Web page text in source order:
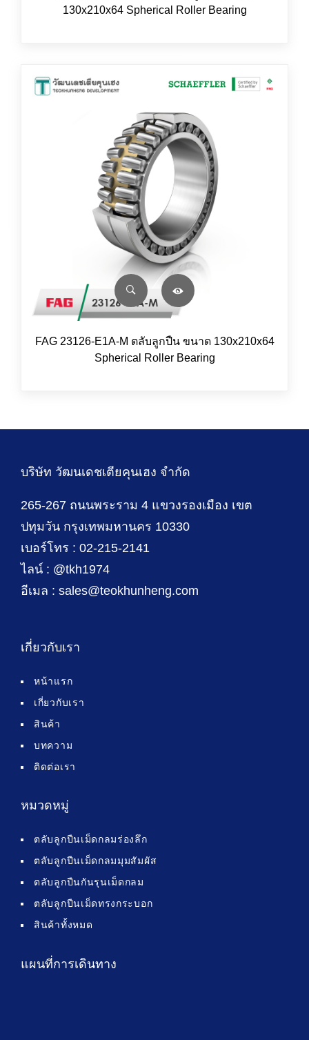
130x210x64 Spherical Roller Bearing
FAG 23126-E1A-M ตลับลูกปืน ขนาด 130x210x64
Spherical Roller Bearing
บริษัท วัฒนเดชเตียคุนเฮง จำกัด
265-267 ถนนพระราม 4 แขวงรองเมือง เขต
ปทุมวัน กรุงเทพมหานคร 10330
เบอร์โทร : 02-215-2141
ไลน์ : @tkh1974
อีเมล : sales@teokhunheng.com
เกี่ยวกับเรา
หน้าแรก
เกี่ยวกับเรา
สินค้า
บทความ
ติดต่อเรา
หมวดหมู่
ตลับลูกปืนเม็ดกลมร่องลึก
ตลับลูกปืนเม็ดกลมมุมสัมผัส
ตลับลูกปืนกันรุนเม็ดกลม
ตลับลูกปืนเม็ดทรงกระบอก
สินค้าทั้งหมด
แผนที่การเดินทาง